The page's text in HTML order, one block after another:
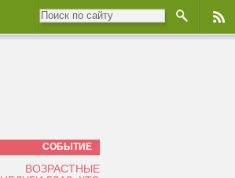
СОБЫТИЕ
ВОЗРАСТНЫЕ